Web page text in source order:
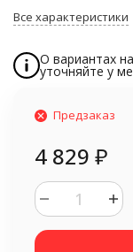
Все характеристики
О вариантах
уточняйте у
Предзаказ
4 829 ₽